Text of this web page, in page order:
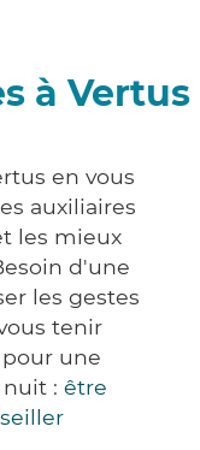
à Vertus
en vous
auxiliaires
les mieux
d'une
les gestes
tenir
une
: être